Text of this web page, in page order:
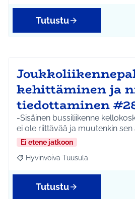
Tutustu
kehittäminen ja
tiedottaminen
-Sisäinen bussiliikenne
ei ole riittävää ja muutenkin
Ei etene jatkoon
Rajaa tulokset aihepiirin mukaan:
Hyvinvoiva Tuusula
Tutustu